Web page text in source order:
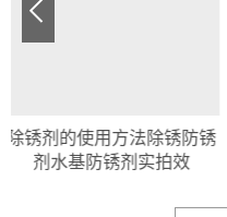
除锈剂的使用方法除锈防锈
剂水基防锈剂实拍效